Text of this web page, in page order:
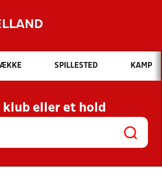
Hvad vil du søge efter?
INDHOLD OG NYHEDER
KLUBBER OG
HOLD
SPILLESTED KAMP
klub eller et hold